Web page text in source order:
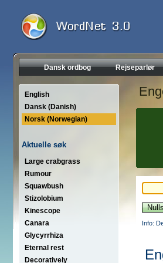
Dansk ordbog Rejseparlør
English
Dansk (Danish)
Norsk (Norwegian)
Aktuelle søk
Large crabgrass
Rumour
Squawbush
Stizolobium
Kinescope
Canara
Glycyrrhiza
Eternal rest
Decoratively
Info: